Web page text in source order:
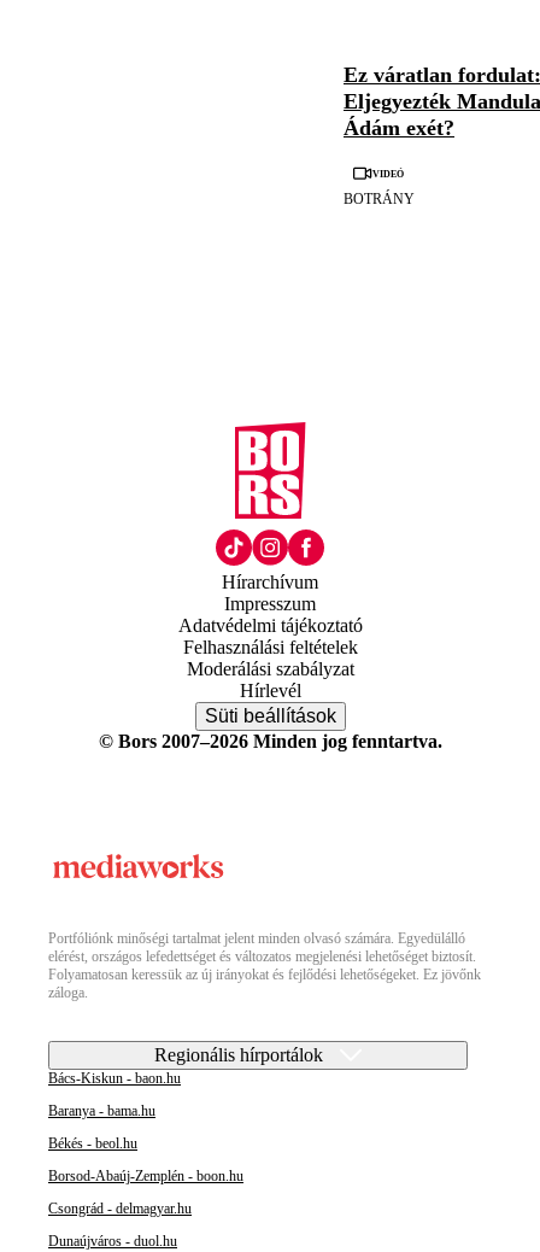
Ez váratlan fordulat:
Eljegyezték Mandula
Ádám exét?
Videó
BOTRÁNY
Hírarchívum
Impresszum
Adatvédelmi tájékoztató
Felhasználási feltételek
Moderálási szabályzat
Hírlevél
Süti beállítások
© Bors 2007–2026 Minden jog fenntartva.
Portfóliónk minőségi tartalmat jelent minden olvasó számára. Egyedülálló
elérést, országos lefedettséget és változatos megjelenési lehetőséget biztosít.
Folyamatosan keressük az új irányokat és fejlődési lehetőségeket. Ez jövőnk
záloga.
Regionális hírportálok
Bács-Kiskun - baon.hu
Baranya - bama.hu
Békés - beol.hu
Borsod-Abaúj-Zemplén - boon.hu
Csongrád - delmagyar.hu
Dunaújváros - duol.hu